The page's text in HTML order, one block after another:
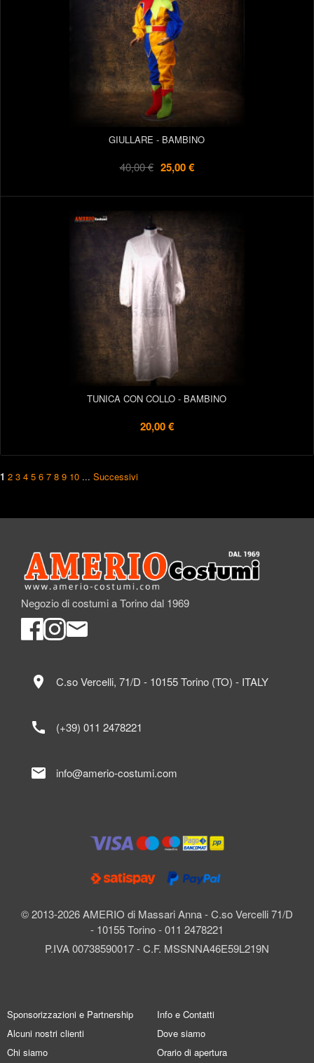
GIULLARE - BAMBINO
40,00 € 25,00 €
TUNICA CON COLLO - BAMBINO
20,00 €
1 2 3 4 5 6 7 8 9 10 ... Successivi
Negozio di costumi a Torino dal 1969
© 2013-2026 AMERIO di Massari Anna - C.so Vercelli 71/D
- 10155 Torino - 011 2478221
P.IVA 00738590017 - C.F. MSSNNA46E59L219N
location_on C.so Vercelli, 71/D - 10155 Torino (TO) - ITALY
call (+39) 011 2478221
mail info@amerio-costumi.com
Sponsorizzazioni e Partnership
Alcuni nostri clienti
Chi siamo
Info e Contatti
Dove siamo
Orario di apertura